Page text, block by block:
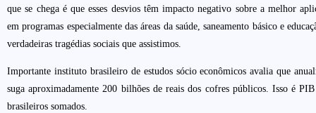
que se chega é que esses desvios têm impacto negativo sobre a melhor
em programas especialmente das áreas da saúde, saneamento básico e
verdadeiras tragédias sociais que assistimos.
Importante instituto brasileiro de estudos sócio econômicos avalia que
suga aproximadamente 200 bilhões de reais dos cofres públicos. Isso é
brasileiros somados.